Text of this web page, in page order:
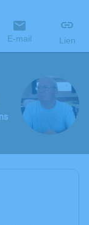
E-mail Lien